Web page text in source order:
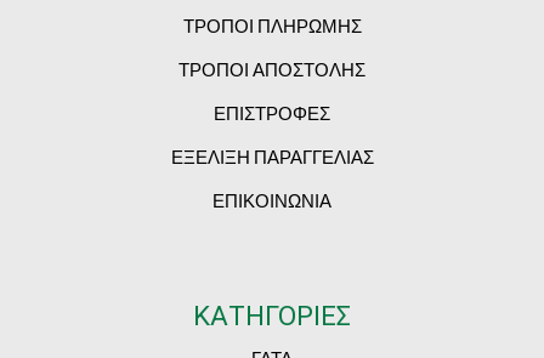
ΤΡΟΠΟΙ ΠΛΗΡΩΜΗΣ
ΤΡΟΠΟΙ ΑΠΟΣΤΟΛΗΣ
ΕΠΙΣΤΡΟΦΕΣ
ΕΞΕΛΙΞΗ ΠΑΡΑΓΓΕΛΙΑΣ
ΕΠΙΚΟΙΝΩΝΙΑ
ΚΑΤΗΓΟΡΙΕΣ